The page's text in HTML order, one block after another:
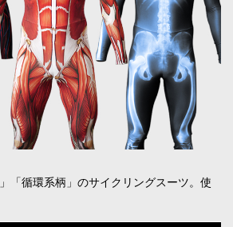
「循環系柄」のサイクリングスーツ。使